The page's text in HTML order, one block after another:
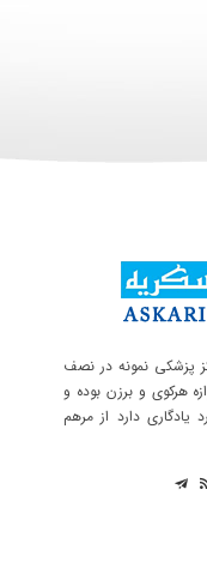
پزشکی نمونه در نصف
هرکوی و برزن بوده و
دارد از مرهم